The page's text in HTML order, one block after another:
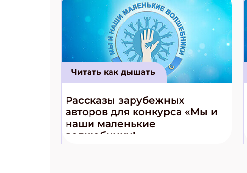
Читать как дышать
Рассказы зарубежных
авторов для конкурса «Мы и
наши маленькие
волшебники!»